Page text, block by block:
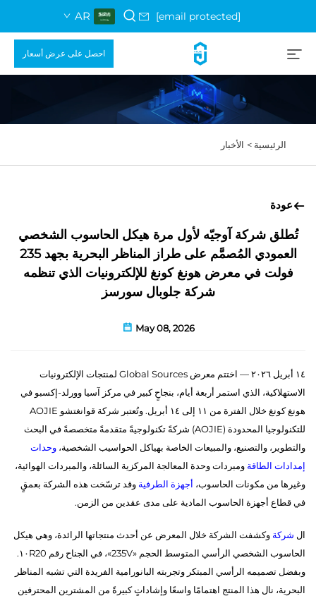
[email protected]
AR
احصل على عرض أسعار
الرئيسية > الأخبار
عودة
تُطلق شركة آوجيّه لأول مرة هيكل الحاسوب الشخصي
العمودي المُصمَّم على طراز المناظر البحرية بجهد 235
فولت في معرض هونغ كونغ للإلكترونيات الذي تنظمه
شركة جلوبال سورسز
May 08, 2026
١٤ أبريل ٢٠٢٦ — اختتم معرض Global Sources لمنتجات الإلكترونيات
الاستهلاكية، الذي استمر أربعة أيام، بنجاحٍ كبير في مركز آسيا وورلد-إكسبو في
هونغ كونغ خلال الفترة من ١١ إلى ١٤ أبريل. وتُعتبر شركة قوانغتشو AOJIE
للتكنولوجيا المحدودة (AOJIE) شركةً تكنولوجيةً متقدمةً متخصصةً في البحث
والتطوير، والتصنيع، والمبيعات الخاصة بهياكل الحواسيب الشخصية، وحدات
إمدادات الطاقة ومبردات وحدة المعالجة المركزية السائلة، والمبردات الهوائية،
وغيرها من مكونات الحاسوب، أجهزة الطرفية وقد ترسّخت هذه الشركة بعمقٍ
في قطاع أجهزة الحاسوب المادية على مدى عقدين من الزمن.
ال شركة وكشفت الشركة خلال المعرض عن أحدث منتجاتها الرائدة، وهي هيكل
الحاسوب الشخصي الرأسي المتوسط الحجم «235V»، في الجناح رقم ١٠R20.
وبفضل تصميمه الرأسي المبتكر وتجربته البانورامية الفريدة التي تشبه المناظر
البحرية، نال هذا المنتج اهتمامًا واسعًا وإشاداتٍ كبيرةً من المشترين المحترفين